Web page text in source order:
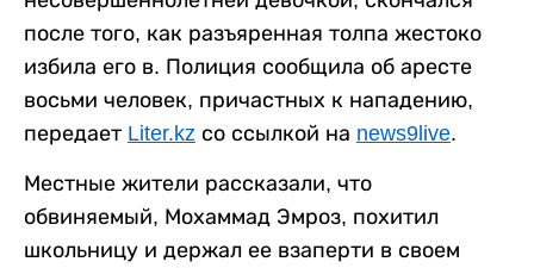
после того, как разъяренная толпа жестоко
избила его в. Полиция сообщила об аресте
восьми человек, причастных к нападению,
передает Liter.kz со ссылкой на news9live.
Местные жители рассказали, что
обвиняемый, Мохаммад Эмроз, похитил
школьницу и держал ее взаперти в своем